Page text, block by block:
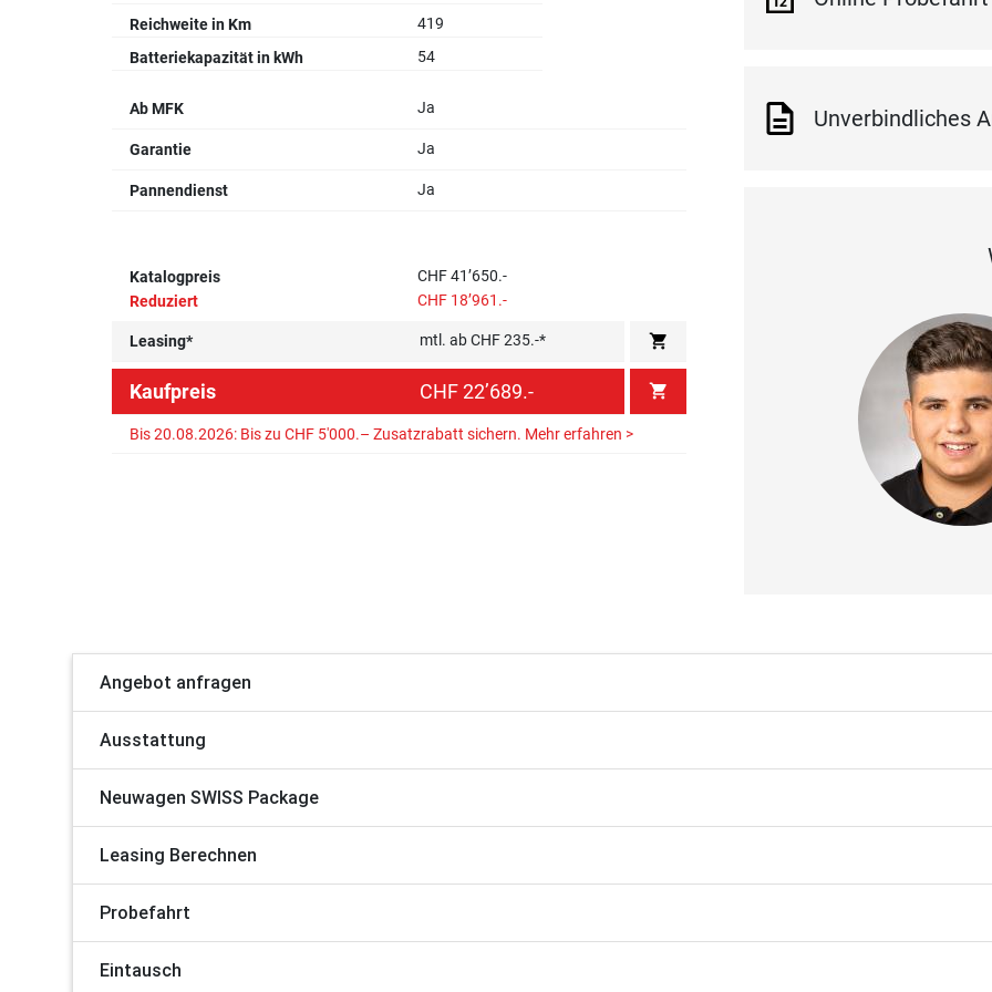
Reichweite in Km
419
Batteriekapazität in kWh
54
Ab MFK Ja
Garantie Ja
Pannendienst Ja
Katalogpreis
CHF 41’650.-
Reduziert
CHF 18’961.-
Leasing* mtl. ab CHF 235.-* shopping_cart
Kaufpreis CHF 22’689.- shopping_cart
Bis 20.08.2026: Bis zu CHF 5'000.– Zusatzrabatt sichern. Mehr erfahren >
Unverbindliches
Angebot anfragen
Ausstattung
Neuwagen SWISS Package
Leasing Berechnen
Probefahrt
Eintausch